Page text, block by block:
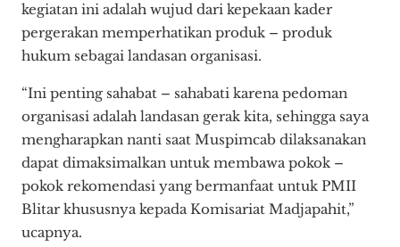
kegiatan ini adalah wujud dari kepekaan kader
pergerakan memperhatikan produk – produk
hukum sebagai landasan organisasi.
“Ini penting sahabat – sahabati karena pedoman
organisasi adalah landasan gerak kita, sehingga saya
mengharapkan nanti saat Muspimcab dilaksanakan
dapat dimaksimalkan untuk membawa pokok –
pokok rekomendasi yang bermanfaat untuk PMII
Blitar khususnya kepada Komisariat Madjapahit,”
ucapnya.